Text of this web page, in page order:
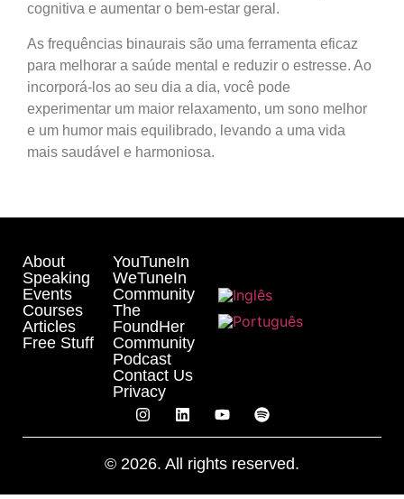
cognitiva e aumentar o bem-estar geral.
As frequências binaurais são uma ferramenta eficaz
para melhorar a saúde mental e reduzir o estresse. Ao
incorporá-los ao seu dia a dia, você pode
experimentar um maior relaxamento, um sono melhor
e um humor mais equilibrado, levando a uma vida
mais saudável e harmoniosa.
About
Speaking
Events
Courses
Articles
Free Stuff
YouTuneIn
WeTuneIn
Community
The
FoundHer
Community
Podcast
Contact Us
Privacy
© 2026. All rights reserved.